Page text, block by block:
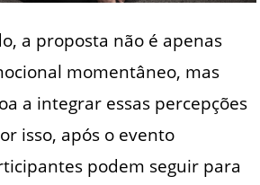
a proposta não é apenas
momentâneo, mas
a integrar essas percepções
isso, após o evento
podem seguir para